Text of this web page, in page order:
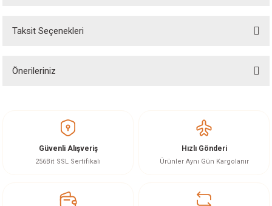
Ürün hakkında henüz soru sorulmamış.
Taksit Seçenekleri
Önerileriniz
Görüş ve önerileriniz için teşekkür ederiz.
Ürün resmi kalitesiz, bozuk veya görüntülenemiyor.
Ürün bilgilerinde hatalar bulunuyor.
Güvenli Alışveriş
256Bit SSL Sertifikalı
Hızlı Gönderi
Ürünler Aynı Gün Kargolanır